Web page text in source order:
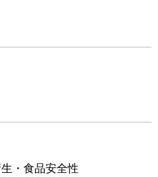
・食品安全性